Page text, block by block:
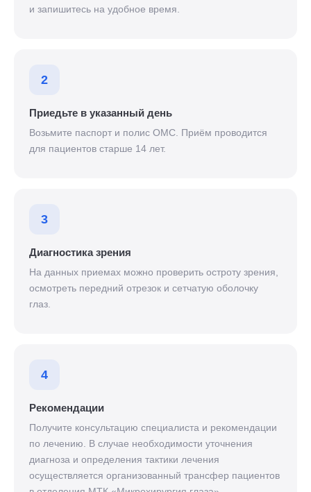
и запишитесь на удобное время.
2
Приедьте в указанный день
Возьмите паспорт и полис ОМС. Приём проводится
для пациентов старше 14 лет.
3
Диагностика зрения
На данных приемах можно проверить остроту зрения,
осмотреть передний отрезок и сетчатую оболочку
глаз.
4
Рекомендации
Получите консультацию специалиста и рекомендации
по лечению. В случае необходимости уточнения
диагноза и определения тактики лечения
осуществляется организованный трансфер пациентов